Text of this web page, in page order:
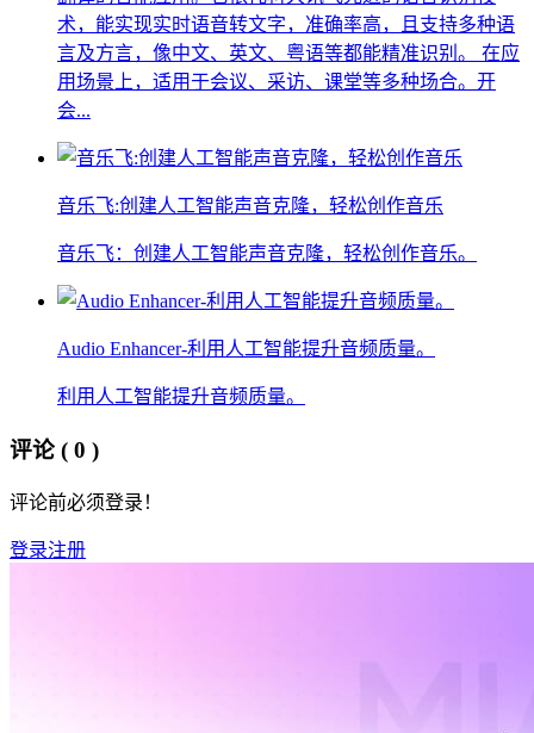
术，能实现实时语音转文字，准确率高，且支持多种语
言及方言，像中文、英文、粤语等都能精准识别。 在应
用场景上，适用于会议、采访、课堂等多种场合。开
会...
音乐飞:创建人工智能声音克隆，轻松创作音乐
音乐飞：创建人工智能声音克隆，轻松创作音乐。
Audio Enhancer-利用人工智能提升音频质量。
利用人工智能提升音频质量。
评论 ( 0 )
评论前必须登录！
登录注册